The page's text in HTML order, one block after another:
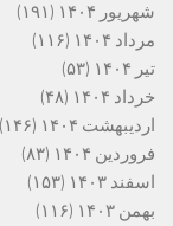
شهریور ۱۴۰۴
(۱۹۱)
مرداد ۱۴۰۴
(۱۱۶)
تیر ۱۴۰۴
(۵۳)
خرداد ۱۴۰۴
(۴۸)
اردیبهشت ۱۴۰۴
(۱۴۶)
فروردین ۱۴۰۴
(۸۳)
اسفند ۱۴۰۳
(۱۵۳)
بهمن ۱۴۰۳
(۱۱۶)